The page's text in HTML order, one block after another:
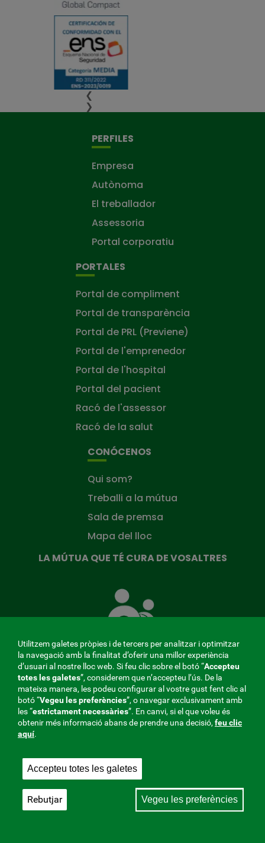
❮
❯
PERFILES
Empresa
Autònoma
El treballador
Assessoria
Portal corporatiu
PORTALES
Portal de compliment
Portal de transparència
Portal de PRL (Previene)
Portal de l'emprenedor
Portal de l'hospital
Portal del pacient
Racó de l'assessor
Racó de la salut
CONÓCENOS
Qui som?
Treballi a la mútua
Sala de premsa
Mapa del lloc
LA MÚTUA QUE TÉ CURA DE VOSALTRES
Mútua
que
de
tu
MENÚ
REDES
V20
Mútua col·laboradora amb la Seguretat Social, 275.
Fraternidad-Muprespa 2026
Utilitzem galetes pròpies i de tercers per analitzar i optimitzar
la navegació amb la finalitat d’oferir una millor experiència
d’usuari al nostre lloc web. Si feu clic sobre el botó “Accepteu
totes les galetes”, considerem que n’accepteu l’ús. De la
mateixa manera, les podeu configurar al vostre gust fent clic al
botó “Vegeu les preferències”, o navegar exclusivament amb
les “estrictamentnecessàries”. En canvi, si el que voleu és
obtenir més informació abans de prendre una decisió, feu clic
aquí.
Accepteu totes les galetes
Vegeu les preferències
Rebutjar